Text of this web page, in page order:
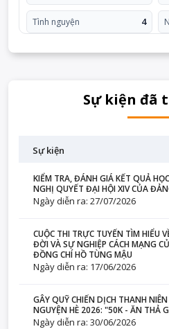
Tình nguyện 4
Sự kiện đã
Sự kiện
KIỂM TRA, ĐÁNH GIÁ KẾT QUẢ
NGHỊ QUYẾT ĐẠI HỘI XIV CỦA
Ngày diễn ra: 27/07/2026
CUỘC THI TRỰC TUYẾN TÌM HIỂU
ĐỜI VÀ SỰ NGHIỆP CÁCH MẠNG
ĐỒNG CHÍ HỒ TÙNG MẬU
Ngày diễn ra: 17/06/2026
GÂY QUỸ CHIẾN DỊCH THANH
NGUYỆN HÈ 2026: "50K - ĂN THẢ
Ngày diễn ra: 30/06/2026